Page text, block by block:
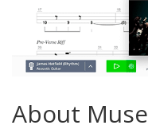
About Muse